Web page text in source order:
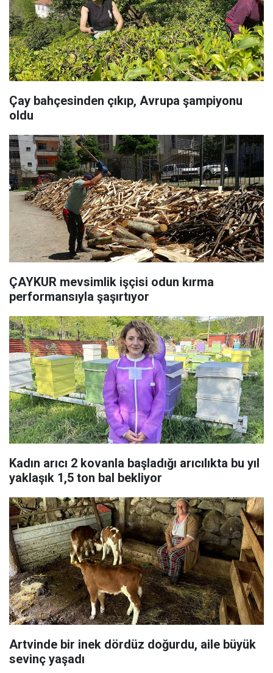
Çay bahçesinden çıkıp, Avrupa şampiyonu
oldu
ÇAYKUR mevsimlik işçisi odun kırma
performansıyla şaşırtıyor
Kadın arıcı 2 kovanla başladığı arıcılıkta bu yıl
yaklaşık 1,5 ton bal bekliyor
Artvinde bir inek dördüz doğurdu, aile büyük
sevinç yaşadı